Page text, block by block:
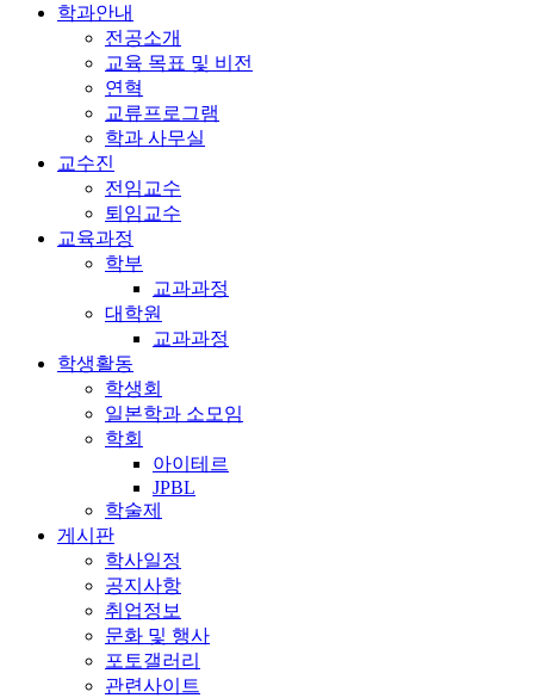
학과안내
전공소개
교육 목표 및 비전
연혁
교류프로그램
학과 사무실
교수진
전임교수
퇴임교수
교육과정
학부
교과과정
대학원
교과과정
학생활동
학생회
일본학과 소모임
학회
아이테르
JPBL
학술제
게시판
학사일정
공지사항
취업정보
문화 및 행사
포토갤러리
관련사이트